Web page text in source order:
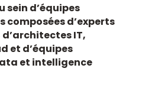
sein d’équipes
d’experts
IT,
et d’équipes
et intelligence